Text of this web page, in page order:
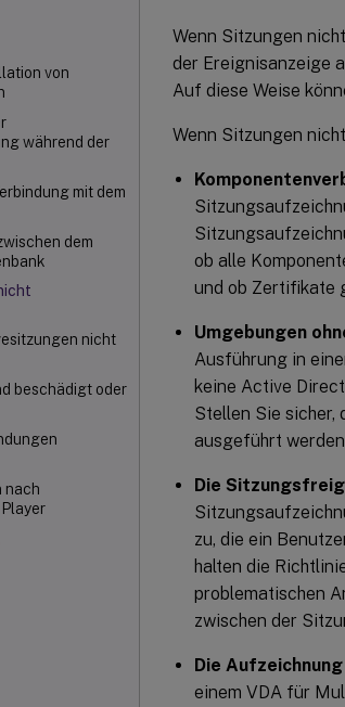
von
während der
mit dem
dem
nicht
beschädigt oder
nach
Wenn Sitzungen
der Ereignisanzeige
Auf diese Weise
Wenn Sitzungen
ob alle
und ob Zertifikate
Umgebungen
Ausführung in
keine Active
Stellen Sie sicher,
ausgeführt
Die
zu, die ein
halten die
problematischen
zwischen der
Die
einem VDA für